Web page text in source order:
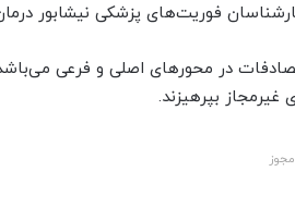
فوریت‌های پزشکی نیشابور
در محورهای اصلی و فرعی
غیرمجاز بپرهیزند.